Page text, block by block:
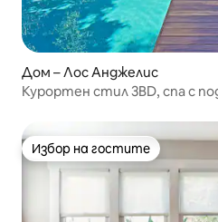
Дом – Лос Анджелис
Курортен стил 3BD, спа с
Избор на гостите
Избор на гостите